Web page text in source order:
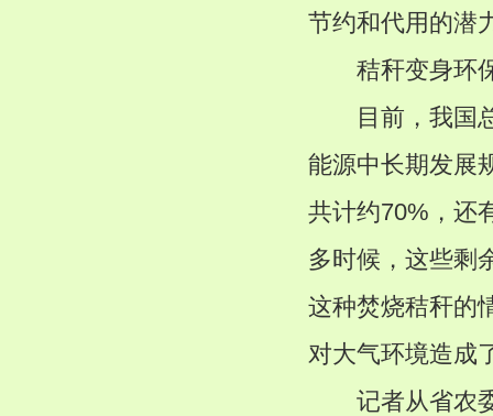
节约和代用的潜
秸秆变身环保
目前，我国总
能源中长期发展
共计约70%，还
多时候，这些剩
这种焚烧秸秆的
对大气环境造成
记者从省农委